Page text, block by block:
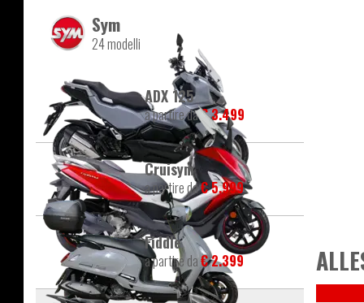
Sym
24 modelli
ADX 125
a partire da€ 3.499
Cruisym
a partire da€ 5.999
Fiddle
a partire da€ 2.399